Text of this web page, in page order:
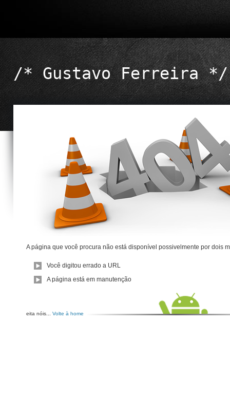
/* Gustavo Ferreira */
A página que você procura não está disponível possivelmente por dois
Você digitou errado a URL
A página está em manutenção
eita nóis... Volte à home